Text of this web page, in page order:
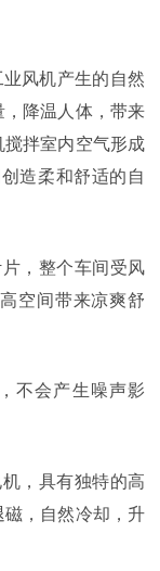
业风机产生的自然
降温人体，带来
拌室内空气形成
造柔和舒适的自
，整个车间受风
空间带来凉爽舒
不会产生噪声影
，具有独特的高
，自然冷却，升